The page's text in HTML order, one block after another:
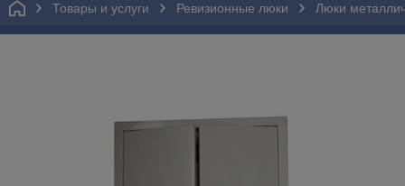
Товары и услуги Ревизионные люки Люки